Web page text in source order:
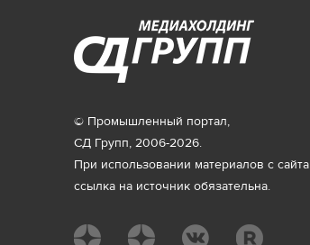
© Промышленный портал,
СД Групп, 2006-2026.
При использовании материалов с сайта
ссылка на источник обязательна.